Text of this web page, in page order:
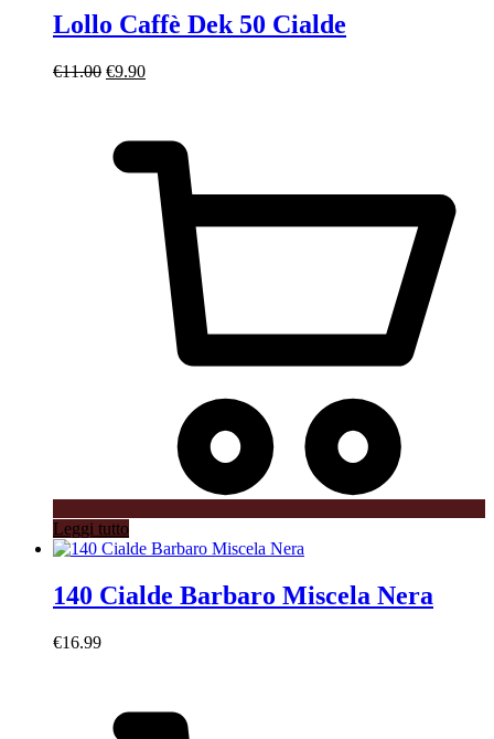
Lollo Caffè Dek 50 Cialde
€11.00 Il
€11.00.
€9.90Il
€9.90.
Leggi tutto
140 Cialde Barbaro Miscela Nera
€16.99